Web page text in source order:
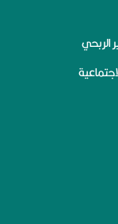
الربحي